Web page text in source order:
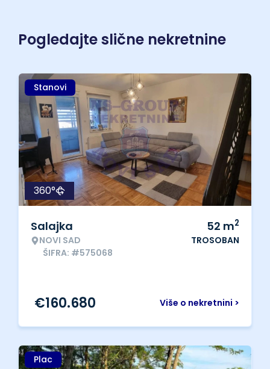
Pogledajte slične nekretnine
Stanovi
360°
Salajka
NOVI SAD
ŠIFRA: #575068
52 m2
TROSOBAN
Više o nekretnini >
€160.680
Plac